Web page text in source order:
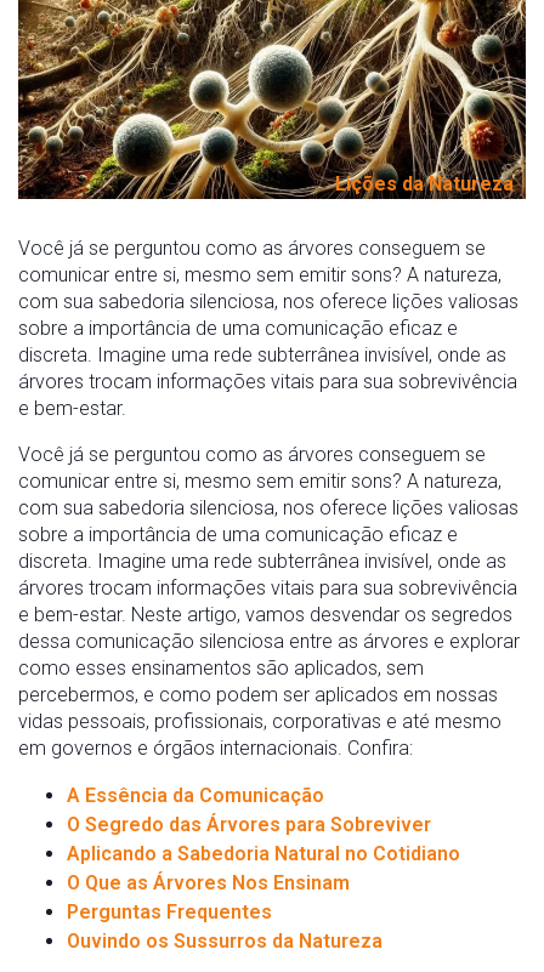
Lições da Natureza
Você já se perguntou como as árvores conseguem se
comunicar entre si, mesmo sem emitir sons? A natureza,
com sua sabedoria silenciosa, nos oferece lições valiosas
sobre a importância de uma comunicação eficaz e
discreta. Imagine uma rede subterrânea invisível, onde as
árvores trocam informações vitais para sua sobrevivência
e bem-estar.
Você já se perguntou como as árvores conseguem se
comunicar entre si, mesmo sem emitir sons? A natureza,
com sua sabedoria silenciosa, nos oferece lições valiosas
sobre a importância de uma comunicação eficaz e
discreta. Imagine uma rede subterrânea invisível, onde as
árvores trocam informações vitais para sua sobrevivência
e bem-estar. Neste artigo, vamos desvendar os segredos
dessa comunicação silenciosa entre as árvores e explorar
como esses ensinamentos são aplicados, sem
percebermos, e como podem ser aplicados em nossas
vidas pessoais, profissionais, corporativas e até mesmo
em governos e órgãos internacionais. Confira:
A Essência da Comunicação
O Segredo das Árvores para Sobreviver
Aplicando a Sabedoria Natural no Cotidiano
O Que as Árvores Nos Ensinam
Perguntas Frequentes
Ouvindo os Sussurros da Natureza